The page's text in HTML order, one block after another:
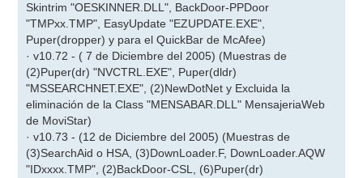
Skintrim "OESKINNER.DLL", BackDoor-PPDoor
"TMPxx.TMP", EasyUpdate "EZUPDATE.EXE",
Puper(dropper) y para el QuickBar de McAfee)
· v10.72 - ( 7 de Diciembre del 2005) (Muestras de
(2)Puper(dr) "NVCTRL.EXE", Puper(dldr)
"MSSEARCHNET.EXE", (2)NewDotNet y Excluida la
eliminación de la Class "MENSABAR.DLL" MensajeriaWeb
de MoviStar)
· v10.73 - (12 de Diciembre del 2005) (Muestras de
(3)SearchAid o HSA, (3)DownLoader.F, DownLoader.AQW
"IDxxxx.TMP", (2)BackDoor-CSL, (6)Puper(dr)